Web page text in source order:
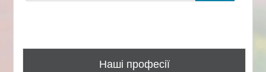
Наші професії